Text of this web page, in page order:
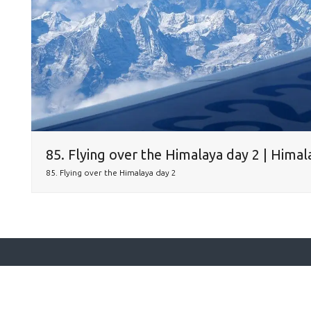
85. Flying over the Himalaya day 2 |
85. Flying over the Himalaya day 2